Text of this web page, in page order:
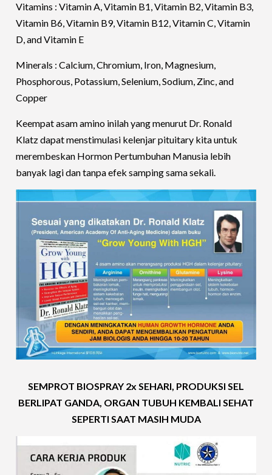
Vitamins : Vitamin A, Vitamin B1, Vitamin B2, Vitamin B3,
Vitamin B6, Vitamin B9, Vitamin B12, Vitamin C, Vitamin
D, and Vitamin E
Minerals : Calcium, Chromium, Iron, Magnesium,
Phosphorous, Potassium, Selenium, Sodium, Zinc, and
Copper
Keempat asam amino inilah yang menurut Dr. Ronald
Klatz dapat menstimulasi kelenjar pituitary kita untuk
merembeskan Hormon Pertumbuhan Manusia lebih
banyak lagi dan tanpa efek samping sama sekali.
SEMPROT BIOSPRAY 2x SEHARI, PRODUKSI SEL
BERLIPAT GANDA, ORGAN TUBUH KEMBALI SEHAT
SEPERTI SAAT MASIH MUDA